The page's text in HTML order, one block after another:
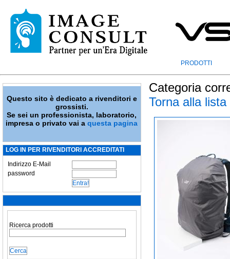
PRODOTTI
Questo sito è dedicato a rivenditori e
grossisti.
Se sei un professionista, laboratorio,
impresa o privato vai aquesta pagina
LOG IN PER RIVENDITORI ACCREDITATI
Indirizzo E-Mail
password
Ricerca prodotti
Categoria
Torna alla lista